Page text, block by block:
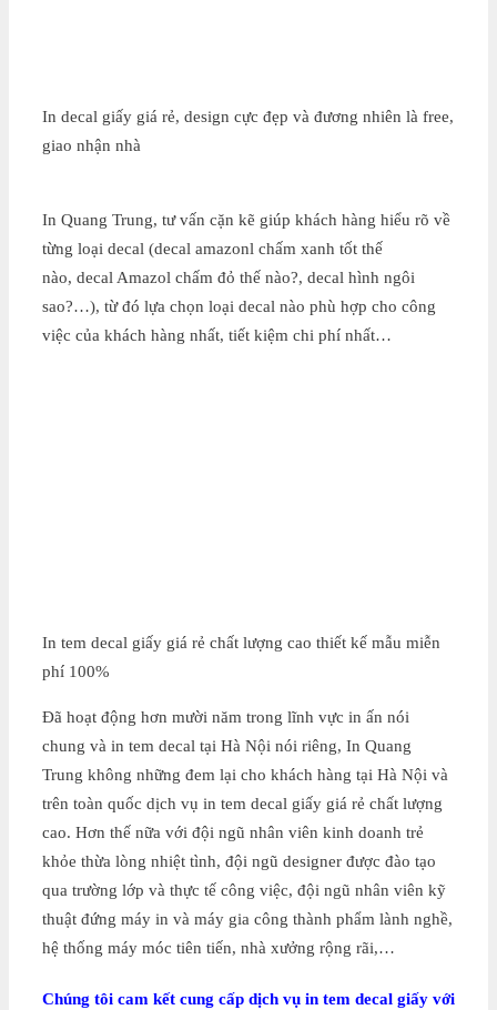
In decal giấy giá rẻ, design cực đẹp và đương nhiên là free,
giao nhận nhà
In Quang Trung, tư vấn cặn kẽ giúp khách hàng hiểu rõ về
từng loại decal (decal amazonl chấm xanh tốt thế
nào, decal Amazol chấm đỏ thế nào?, decal hình ngôi
sao?…), từ đó lựa chọn loại decal nào phù hợp cho công
việc của khách hàng nhất, tiết kiệm chi phí nhất…
In tem decal giấy giá rẻ chất lượng cao thiết kế mẫu miễn
phí 100%
Đã hoạt động hơn mười năm trong lĩnh vực in ấn nói
chung và in tem decal tại Hà Nội nói riêng, In Quang
Trung không những đem lại cho khách hàng tại Hà Nội và
trên toàn quốc dịch vụ in tem decal giấy giá rẻ chất lượng
cao. Hơn thế nữa với đội ngũ nhân viên kinh doanh trẻ
khỏe thừa lòng nhiệt tình, đội ngũ designer được đào tạo
qua trường lớp và thực tế công việc, đội ngũ nhân viên kỹ
thuật đứng máy in và máy gia công thành phẩm lành nghề,
hệ thống máy móc tiên tiến, nhà xưởng rộng rãi,…
Chúng tôi cam kết cung cấp dịch vụ in tem decal giấy với